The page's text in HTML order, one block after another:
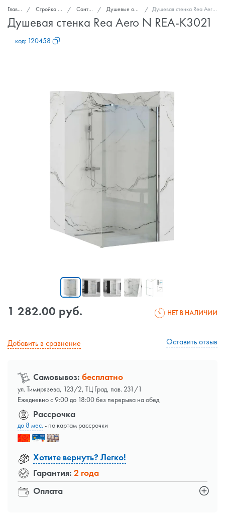
Главная Стройка и ремонт Сантехника Душевые ограждения Душевая стенка Rea Aero N REA-K3021
Душевая стенка Rea Aero N REA-K3021
код: 120458
1 282.00 руб. НЕТ В НАЛИЧИИ
Добавить в сравнение Оставить отзыв
Самовывоз: бесплатно
ул. Тимирязева, 123/2, ТЦ Град, пав. 231/1
Ежедневно с 9:00 до 18:00 без перерыва на обед
Оплата
Рассрочка
до 8 мес.- по картам рассрочки
Хотите вернуть? Легко!
Гарантия: 2 года